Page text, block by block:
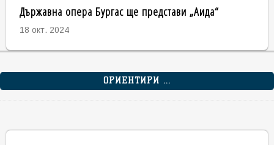
Държавна опера Бургас ще представи „Аида“
18 окт. 2024
ОРИЕНТИРИ ...